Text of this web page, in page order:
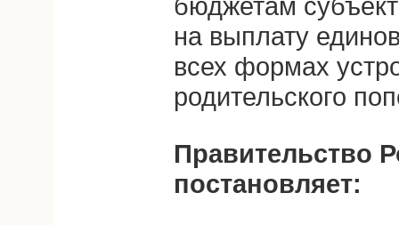
на выплату
всех формах
родительского
Правительство
постановляет: